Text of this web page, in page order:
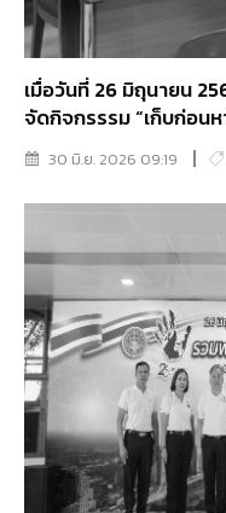
เมื่อวันที่ 26 มิถุนายน
จัดกิจกรรรม “เก็บก่อน
ภาษีเจริญวัดนิมมานรดี
30 มิ.ย. 2026 09:19